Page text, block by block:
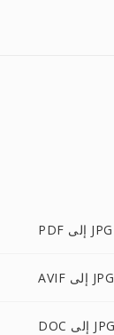
PDF إلى JPG
AVIF إلى JPG
DOC إلى JPG